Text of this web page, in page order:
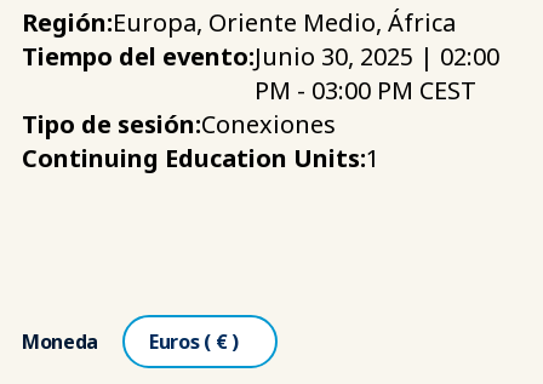
Región:Europa, Oriente Medio, África
Tiempo del evento:Junio 30, 2025 | 02:00
PM - 03:00 PM CEST
Tipo de sesión:Conexiones
Continuing Education Units:1
Moneda